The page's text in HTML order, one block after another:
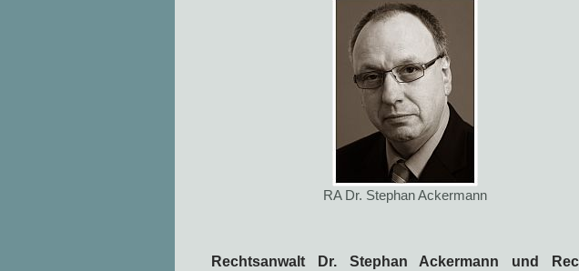
RA Dr. Stephan Ackermann
Rechtsanwalt Dr. Stephan Ackermann und